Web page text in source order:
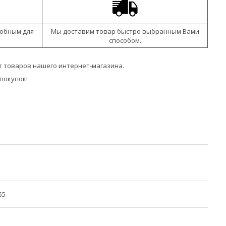
для
Мы доставим товар быстро выбранным Вами
способом.
нашего интернет-магазина.